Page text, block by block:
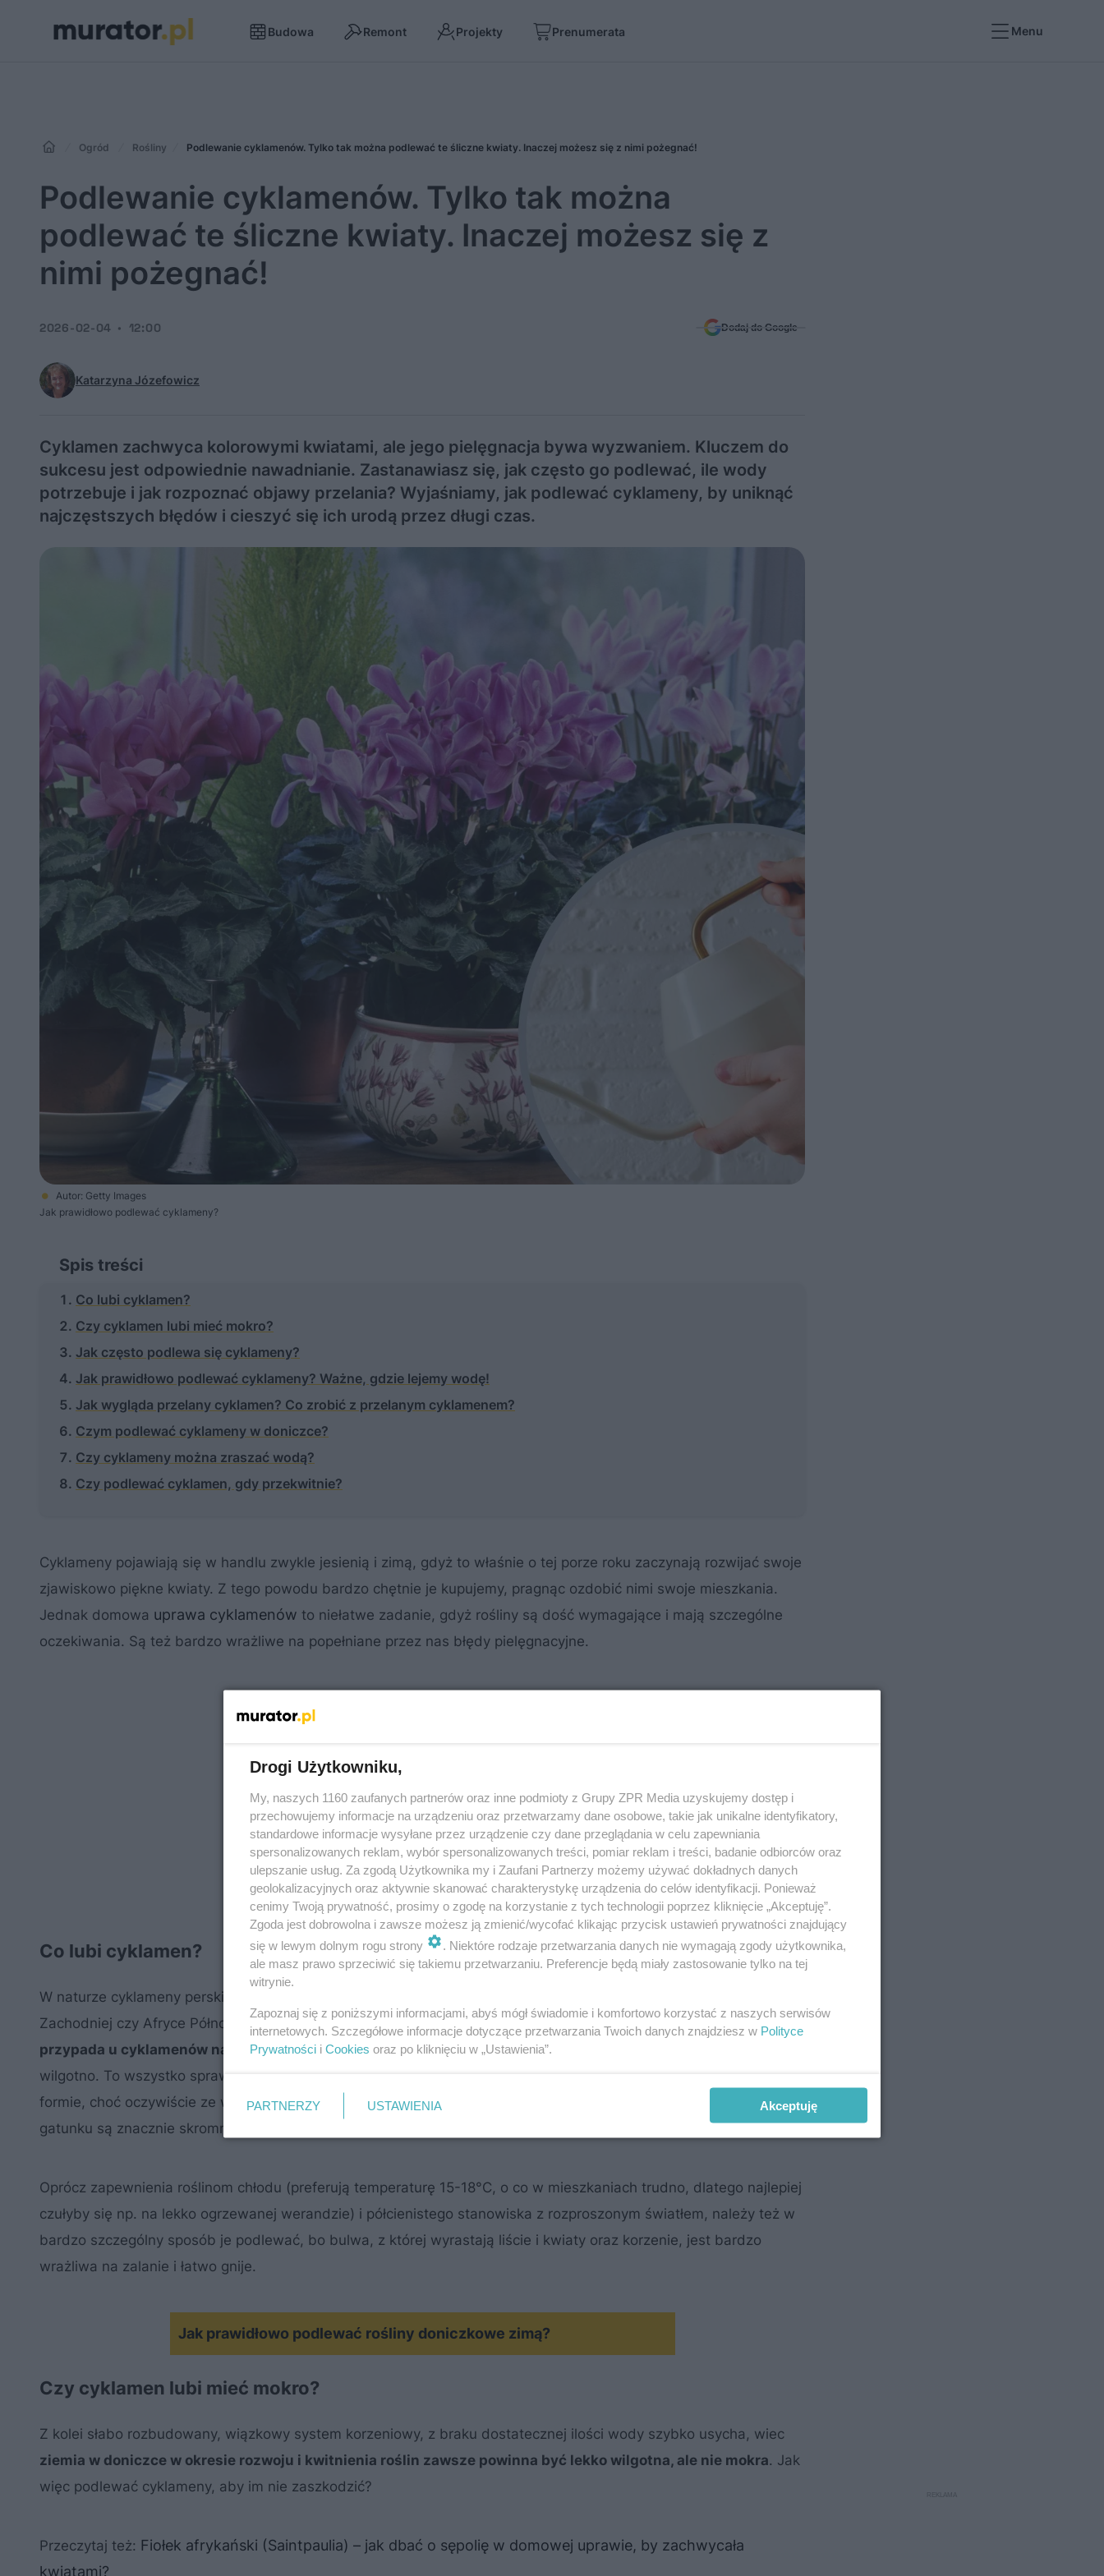
Budowa Remont Projekty Prenumerata Menu
Ogród Rośliny Podlewanie cyklamenów. Tylko tak można podlewać te śliczne kwiaty. Inaczej możesz się z nimi pożegnać!
Podlewanie cyklamenów. Tylko tak można
podlewać te śliczne kwiaty. Inaczej możesz się z
nimi pożegnać!
Katarzyna Józefowicz
2026-02-04 12:00 Dodaj do Google
Cyklamen zachwyca kolorowymi kwiatami, ale jego pielęgnacja bywa wyzwaniem. Kluczem do
sukcesu jest odpowiednie nawadnianie. Zastanawiasz się, jak często go podlewać, ile wody
potrzebuje i jak rozpoznać objawy przelania? Wyjaśniamy, jak podlewać cyklameny, by uniknąć
najczęstszych błędów i cieszyć się ich urodą przez długi czas.
Autor: Getty Images
Jak prawidłowo podlewać cyklameny?
Spis treści
Co lubi cyklamen?
Czy cyklamen lubi mieć mokro?
Jak często podlewa się cyklameny?
Jak prawidłowo podlewać cyklameny? Ważne, gdzie lejemy wodę!
Jak wygląda przelany cyklamen? Co zrobić z przelanym cyklamenem?
Czym podlewać cyklameny w doniczce?
Czy cyklameny można zraszać wodą?
Czy podlewać cyklamen, gdy przekwitnie?
Cyklameny pojawiają się w handlu zwykle jesienią i zimą, gdyż to właśnie o tej porze roku zaczynają rozwijać swoje
zjawiskowo piękne kwiaty. Z tego powodu bardzo chętnie je kupujemy, pragnąc ozdobić nimi swoje mieszkania.
Jednak domowa uprawa cyklamenów to niełatwe zadanie, gdyż rośliny są dość wymagające i mają szczególne
oczekiwania. Są też bardzo wrażliwe na popełniane przez nas błędy pielęgnacyjne.
Co lubi cyklamen?
W naturze cyklameny perskie zasiedlają górzyste, ale ciepłe obszary położone w Europie Południowej, Azji
Zachodniej czy Afryce Północnej. Ich cykl życiowy jest w związku z tym dość specyficzny, gdyż
okres spoczynku
przypada u cyklamenów na suche i gorące lato, a pełnia kwietnia na jesień i zimę
wilgotno. To wszystko sprawia, że niełatwo jest utrzymać cyklameny perskie w domu przez dłuższy czas w dobrej
formie, choć oczywiście ze względu na ich wspaniałe kwiaty (posiadają je gównie mieszańce ozdobne, gdyż kwiaty
gatunku są znacznie skromniejsze), warto spróbować.
Oprócz zapewnienia roślinom chłodu (preferują temperaturę 15-18°C, o co w mieszkaniach trudno, dlatego najlepiej
czułyby się np. na lekko ogrzewanej werandzie) i półcienistego stanowiska z rozproszonym światłem, należy też w
bardzo szczególny sposób je podlewać, bo bulwa, z której wyrastają liście i kwiaty oraz korzenie, jest bardzo
wrażliwa na zalanie i łatwo gnije.
Jak prawidłowo podlewać rośliny doniczkowe zimą?
Czy cyklamen lubi mieć mokro?
Z kolei słabo rozbudowany, wiązkowy system korzeniowy, z braku dostatecznej ilości wody szybko usycha, wiec
ziemia w doniczce w okresie rozwoju i kwitnienia roślin zawsze powinna być lekko wilgotna, ale nie mokra. Jak
więc podlewać cyklameny, aby im nie zaszkodzić?
Przeczytaj też: Fiołek afrykański (Saintpaulia) – jak dbać o sępolię w domowej uprawie, by zachwycała
kwiatami?
Drogi Użytkowniku,
My, naszych 1160 zaufanych partnerów oraz inne podmioty z Grupy ZPR Media uzyskujemy dostęp i
przechowujemy informacje na urządzeniu oraz przetwarzamy dane osobowe, takie jak unikalne identyfikatory,
standardowe informacje wysyłane przez urządzenie czy dane przeglądania w celu zapewniania
spersonalizowanych reklam, wybór spersonalizowanych treści, pomiar reklam i treści, badanie odbiorców oraz
ulepszanie usług. Za zgodą Użytkownika my i Zaufani Partnerzy możemy używać dokładnych danych
geolokalizacyjnych oraz aktywnie skanować charakterystykę urządzenia do celów identyfikacji. Ponieważ
cenimy Twoją prywatność, prosimy o zgodę na korzystanie z tych technologii poprzez kliknięcie „Akceptuję”.
Zgoda jest dobrowolna i zawsze możesz ją zmienić/wycofać klikając przycisk ustawień prywatności znajdujący
się w lewym dolnym rogu strony
. Niektóre rodzaje przetwarzania danych nie wymagają zgody użytkownika,
ale masz prawo sprzeciwić się takiemu przetwarzaniu. Preferencje będą miały zastosowanie tylko na tej
witrynie.
Zapoznaj się z poniższymi informacjami, abyś mógł świadomie i komfortowo korzystać z naszych serwisów
internetowych. Szczegółowe informacje dotyczące przetwarzania Twoich danych znajdziesz w Polityce
Prywatności i Cookies oraz po kliknięciu w „Ustawienia”.
PARTNERZY USTAWIENIA Akceptuję